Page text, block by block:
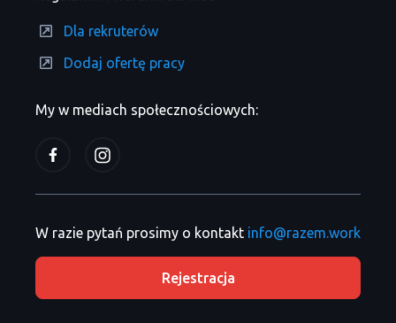
My w mediach społecznościowych:
Dla rekruterów
Dodaj ofertę pracy
W razie pytań prosimy o kontakt info@razem.work
Rejestracja